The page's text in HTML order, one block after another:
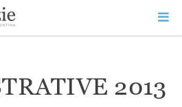
2013